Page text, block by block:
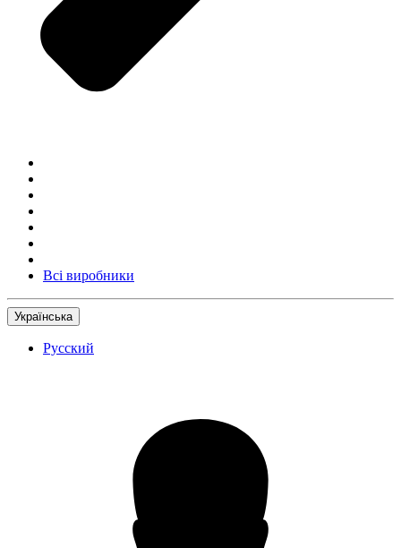
Всі виробники
Українська
Русский